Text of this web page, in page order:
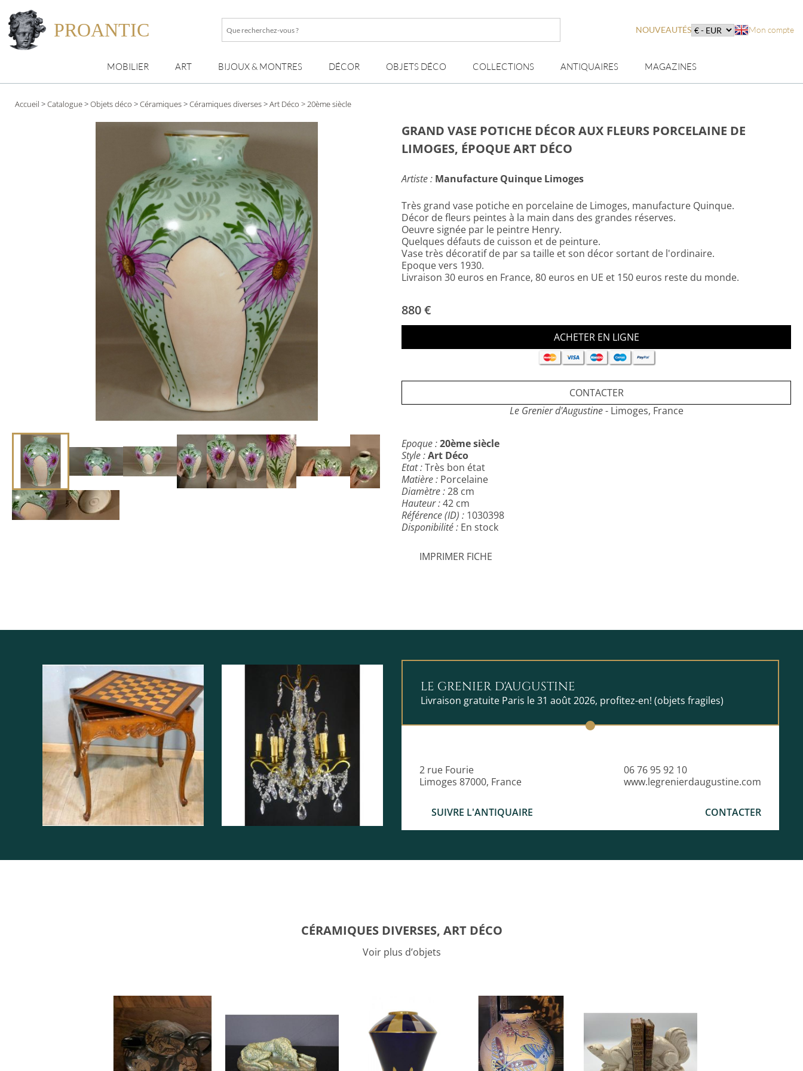
PROANTIC
Que
?
NOUVEAUTÉS Mon compte
MOBILIER ART BIJOUX & MONTRES DÉCOR OBJETS DÉCO COLLECTIONS ANTIQUAIRES MAGAZINES
Accueil >Catalogue>Objets déco >Céramiques>Céramiques diverses>Art Déco > 20ème siècle
GRAND VASE POTICHE DÉCOR AUX FLEURS PORCELAINE DE
LIMOGES, ÉPOQUE ART DÉCO
Artiste : Manufacture Quinque Limoges
Très grand vase potiche en porcelaine de Limoges, manufacture Quinque.
Décor de fleurs peintes à la main dans des grandes réserves.
Oeuvre signée par le peintre Henry.
Quelques défauts de cuisson et de peinture.
Vase très décoratif de par sa taille et son décor sortant de l'ordinaire.
Epoque vers 1930.
Livraison 30 euros en France, 80 euros en UE et 150 euros reste du monde.
880 €
CONTACTER
Le Grenier d'Augustine- Limoges, France
Epoque :20ème siècle
Style :Art Déco
Etat :Très bon état
Matière : Porcelaine
Diamètre :28 cm
Hauteur :42 cm
Référence (ID) : 1030398
Disponibilité : En stock
IMPRIMER FICHE
LE GRENIER D'AUGUSTINE
Livraison gratuite Paris le 31 août 2026, profitez-en! (objets fragiles)
2 rue Fourie
Limoges 87000, France
06 76 95 92 10
www.legrenierdaugustine.com
SUIVRE L'ANTIQUAIRE CONTACTER
CÉRAMIQUES DIVERSES, ART DÉCO
Voir plus d’objets